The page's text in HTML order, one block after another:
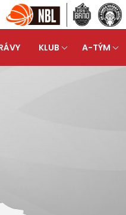
KLUB A-TÝM